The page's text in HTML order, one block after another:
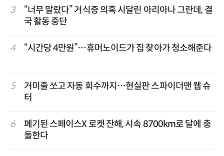
3
“너무 말랐다” 거식증 의혹 시달린 아리아나 그란데, 결
국 활동 중단
4 “시간당 4만원”…휴머노이드가 집 찾아가 청소해준다
5
거미줄 쏘고 자동 회수까지…현실판 스파이더맨 웹 슈
터
6
폐기된 스페이스X 로켓 잔해, 시속 8700km로 달에 충
돌한다